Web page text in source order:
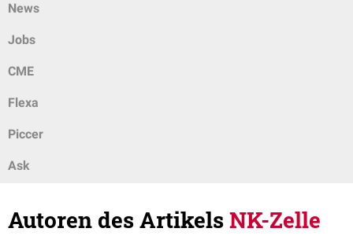
News
Jobs
CME
Flexa
Piccer
Ask
Autoren des ArtikelsNK-Zelle